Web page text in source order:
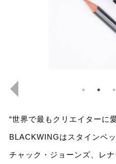
“世界で最もクリエイターに
BLACKWINGはスタインベッ
チャック・ジョーンズ、レ